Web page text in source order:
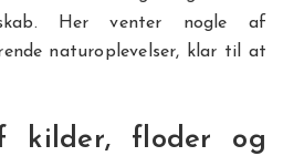
Her venter nogle af
naturoplevelser, klar til at
kilder, floder og